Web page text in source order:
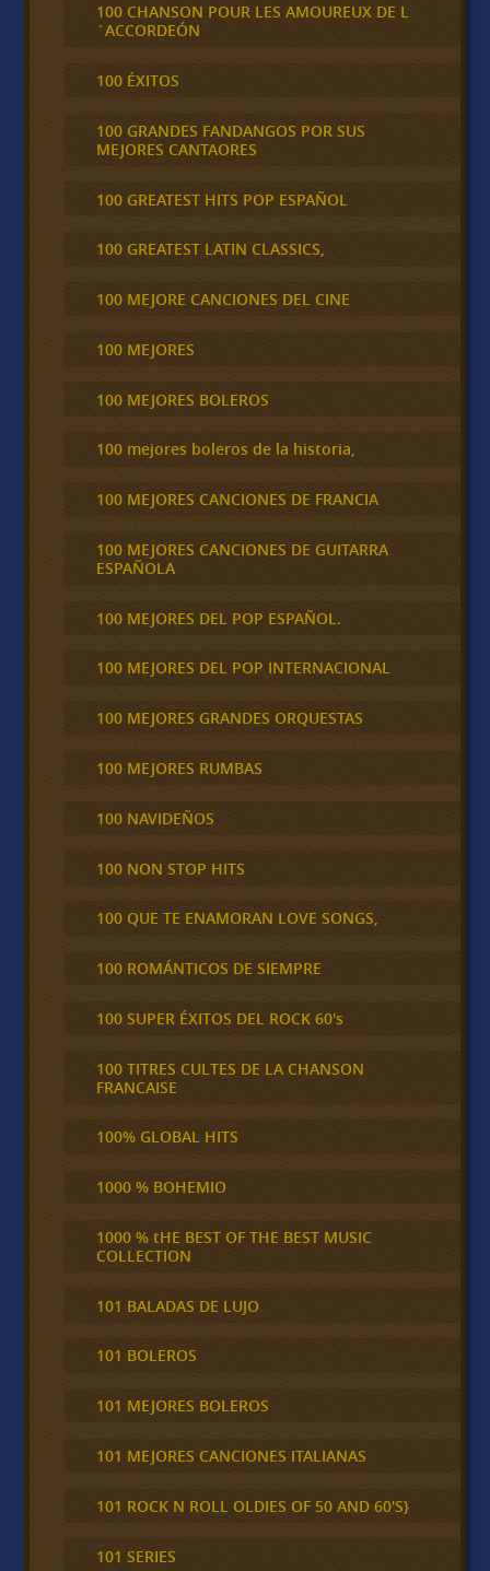
100 CHANSON POUR LES AMOUREUX DE L
´ACCORDEÓN
100 ÉXITOS
100 GRANDES FANDANGOS POR SUS
MEJORES CANTAORES
100 GREATEST HITS POP ESPAÑOL
100 GREATEST LATIN CLASSICS,
100 MEJORE CANCIONES DEL CINE
100 MEJORES
100 MEJORES BOLEROS
100 mejores boleros de la historia,
100 MEJORES CANCIONES DE FRANCIA
100 MEJORES CANCIONES DE GUITARRA
ESPAÑOLA
100 MEJORES DEL POP ESPAÑOL.
100 MEJORES DEL POP INTERNACIONAL
100 MEJORES GRANDES ORQUESTAS
100 MEJORES RUMBAS
100 NAVIDEÑOS
100 NON STOP HITS
100 QUE TE ENAMORAN LOVE SONGS,
100 ROMÁNTICOS DE SIEMPRE
100 SUPER ÉXITOS DEL ROCK 60's
100 TITRES CULTES DE LA CHANSON
FRANCAISE
100% GLOBAL HITS
1000 % BOHEMIO
1000 % tHE BEST OF THE BEST MUSIC
COLLECTION
101 BALADAS DE LUJO
101 BOLEROS
101 MEJORES BOLEROS
101 MEJORES CANCIONES ITALIANAS
101 ROCK N ROLL OLDIES OF 50 AND 60'S}
101 SERIES